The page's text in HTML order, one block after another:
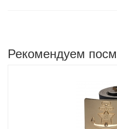
Рекомендуем